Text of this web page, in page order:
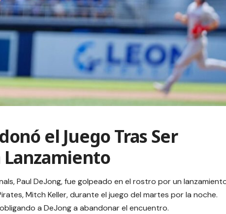
el Juego Tras Ser
Paul DeJong, fue golpeado en el rostro por un
Mitch Keller, durante el juego del martes por la noche.
a DeJong a abandonar el encuentro.